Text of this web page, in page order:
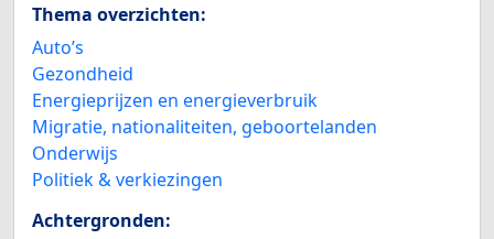
Thema overzichten:
Auto’s
Gezondheid
Energieprijzen en energieverbruik
Migratie, nationaliteiten, geboortelanden
Onderwijs
Politiek & verkiezingen
Achtergronden: